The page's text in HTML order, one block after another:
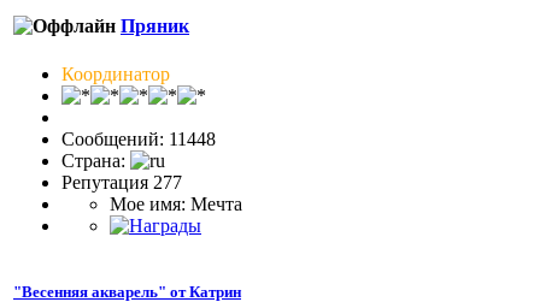
Пряник
Координатор
Сообщений: 11448
Страна:
Репутация 277
Мое имя: Мечта
"Весенняя акварель" от Катрин